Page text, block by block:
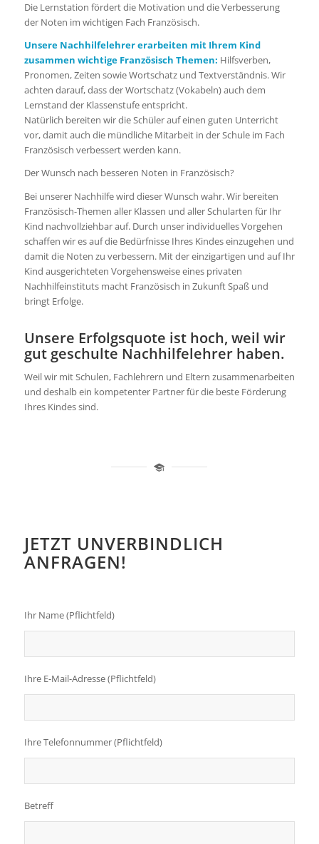
Die Lernstation fördert die Motivation und die Verbesserung
der Noten im wichtigen Fach Französisch.
Unsere Nachhilfelehrer erarbeiten mit Ihrem Kind
zusammen wichtige Französisch Themen: Hilfsverben,
Pronomen, Zeiten sowie Wortschatz und Textverständnis. Wir
achten darauf, dass der Wortschatz (Vokabeln) auch dem
Lernstand der Klassenstufe entspricht.
Natürlich bereiten wir die Schüler auf einen guten Unterricht
vor, damit auch die mündliche Mitarbeit in der Schule im Fach
Französisch verbessert werden kann.
Der Wunsch nach besseren Noten in Französisch?
Bei unserer Nachhilfe wird dieser Wunsch wahr. Wir bereiten
Französisch-Themen aller Klassen und aller Schularten für Ihr
Kind nachvollziehbar auf. Durch unser individuelles Vorgehen
schaffen wir es auf die Bedürfnisse Ihres Kindes einzugehen und
damit die Noten zu verbessern. Mit der einzigartigen und auf Ihr
Kind ausgerichteten Vorgehensweise eines privaten
Nachhilfeinstituts macht Französisch in Zukunft Spaß und
bringt Erfolge.
Unsere Erfolgsquote ist hoch, weil wir
gut geschulte Nachhilfelehrer haben.
Weil wir mit Schulen, Fachlehrern und Eltern zusammenarbeiten
und deshalb ein kompetenter Partner für die beste Förderung
Ihres Kindes sind.
JETZT UNVERBINDLICH
ANFRAGEN!
Ihr Name (Pflichtfeld)
Ihre E-Mail-Adresse (Pflichtfeld)
Bitte lasse dieses Feld leer.
Ihre Telefonnummer (Pflichtfeld)
Betreff